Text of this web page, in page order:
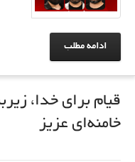
ادامه مطلب
قیام برای خدا،
خامنه‌ای عزیز